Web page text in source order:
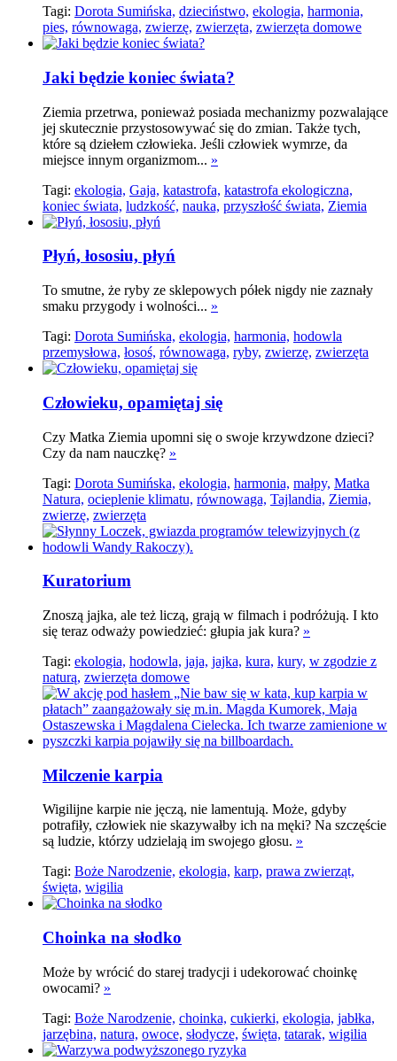
Tagi: Dorota Sumińska, dzieciństwo, ekologia, harmonia,
pies, równowaga, zwierzę, zwierzęta, zwierzęta domowe
Jaki będzie koniec świata?
Ziemia przetrwa, ponieważ posiada mechanizmy pozwalające
jej skutecznie przystosowywać się do zmian. Także tych,
które są dziełem człowieka. Jeśli człowiek wymrze, da
miejsce innym organizmom... »
Tagi: ekologia, Gaja, katastrofa, katastrofa ekologiczna,
koniec świata, ludzkość, nauka, przyszłość świata, Ziemia
Płyń, łososiu, płyń
To smutne, że ryby ze sklepowych półek nigdy nie zaznały
smaku przygody i wolności... »
Tagi: Dorota Sumińska, ekologia, harmonia, hodowla
przemysłowa, łosoś, równowaga, ryby, zwierzę, zwierzęta
Człowieku, opamiętaj się
Czy Matka Ziemia upomni się o swoje krzywdzone dzieci?
Czy da nam nauczkę? »
Tagi: Dorota Sumińska, ekologia, harmonia, małpy, Matka
Natura, ocieplenie klimatu, równowaga, Tajlandia, Ziemia,
zwierzę, zwierzęta
Kuratorium
Znoszą jajka, ale też liczą, grają w filmach i podróżują. I kto
się teraz odważy powiedzieć: głupia jak kura? »
Tagi: ekologia, hodowla, jaja, jajka, kura, kury, w zgodzie z
naturą, zwierzęta domowe
Milczenie karpia
Wigilijne karpie nie jęczą, nie lamentują. Może, gdyby
potrafiły, człowiek nie skazywałby ich na męki? Na szczęście
są ludzie, którzy udzielają im swojego głosu. »
Tagi: Boże Narodzenie, ekologia, karp, prawa zwierząt,
święta, wigilia
Choinka na słodko
Może by wrócić do starej tradycji i udekorować choinkę
owocami? »
Tagi: Boże Narodzenie, choinka, cukierki, ekologia, jabłka,
jarzębina, natura, owoce, słodycze, święta, tatarak, wigilia